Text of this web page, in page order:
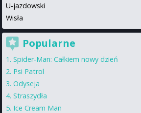
U-jazdowski
Wisła
Popularne
Spider-Man: Całkiem nowy dzień
Psi Patrol
Odyseja
Straszydła
Ice Cream Man